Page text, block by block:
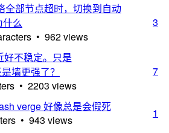
全部节点超时，切换到自动
么
• 962 views
3
好不稳定。只是
墙更强了？
• 2203 views
7
verge 好像总是会假死
• 943 views
1